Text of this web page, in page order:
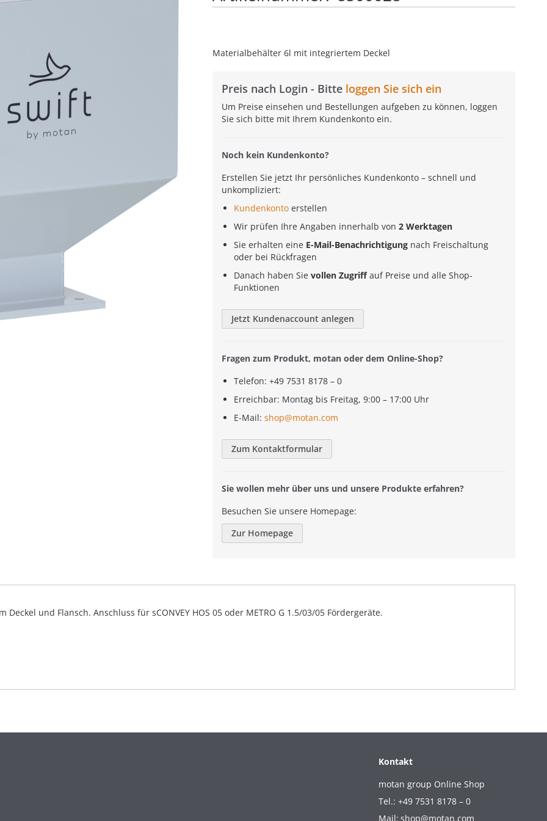
Materialbehälter 6l mit integriertem Deckel
Preis nach Login - Bitte loggen Sie sich ein
Um Preise einsehen und Bestellungen aufgeben zu können, loggen
Sie sich bitte mit Ihrem Kundenkonto ein.
Noch kein Kundenkonto?
Erstellen Sie jetzt Ihr persönliches Kundenkonto – schnell und
unkompliziert:
Kundenkonto erstellen
Wir prüfen Ihre Angaben innerhalb von 2 Werktagen
Sie erhalten eine E-Mail-Benachrichtigung nach Freischaltung
oder bei Rückfragen
Danach haben Sie vollen Zugriffauf Preise und alle Shop-
Funktionen
Jetzt Kundenaccount anlegen
Fragen zum Produkt, motan oder dem Online-Shop?
Telefon: +49 7531 8178 – 0
Erreichbar: Montag bis Freitag, 9:00 – 17:00 Uhr
E-Mail: shop@motan.com
Zum Kontaktformular
Sie wollen mehr über uns und unsere Produkte erfahren?
Besuchen Sie unsere Homepage:
Zur Homepage
und Flansch. Anschluss für sCONVEY HOS 05 oder METRO G 1.5/03/05 Fördergeräte.
Kontakt
motan group Online Shop
Tel.: +49 7531 8178 – 0
Mail: shop@motan.com